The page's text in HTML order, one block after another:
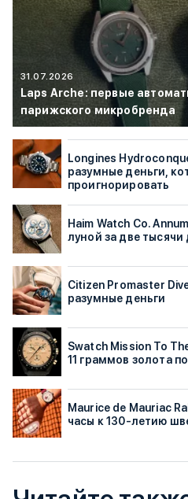
31.07.2026
Laps Arche: первые
парижского микробренда
Longines
разумные деньги,
проигнорировать
Haim Watch Co.
луной за две тысячи
Citizen Promaster
разумные деньги
Swatch Mission To
11 граммов золота
Maurice de Mauriac
часы к 130-летию